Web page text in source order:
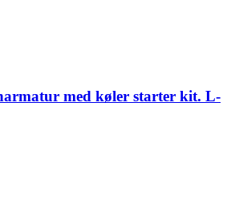
med køler starter kit. L-